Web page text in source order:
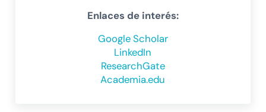
Enlaces de interés:
Google Scholar
LinkedIn
ResearchGate
Academia.edu